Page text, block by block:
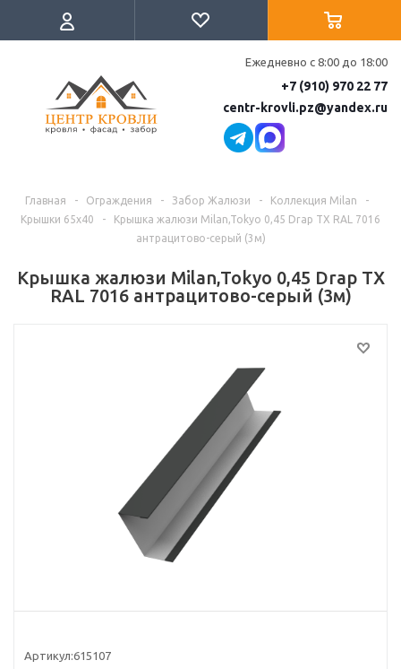
Ежедневно с 8:00 до 18:00
+7 (910) 970 22 77
centr-krovli.pz@yandex.ru
Главная - Ограждения - Забор Жалюзи - Коллекция Milan
-
Крышки 65х40
-
Крышка жалюзи Milan,Tokyo 0,45 Drap TX RAL 7016
антрацитово-серый (3м)
Крышка жалюзи Milan,Tokyo 0,45 Drap TX
RAL 7016 антрацитово-серый (3м)
Артикул:615107